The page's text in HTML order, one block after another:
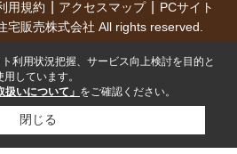
用規約 アクセスマップ
PCサイト
宅販売株式会社 All rights reserved.
利用状況把握、サービス向上検討を目的と
しています。
扱いについて」 をご確認ください。
閉じる